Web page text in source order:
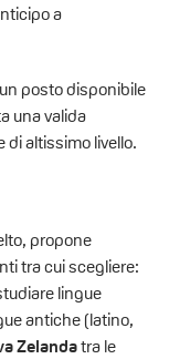
a
posto disponibile
una valida
di altissimo livello.
propone
tra cui scegliere:
lingue
antiche (latino,
Zelandatra le